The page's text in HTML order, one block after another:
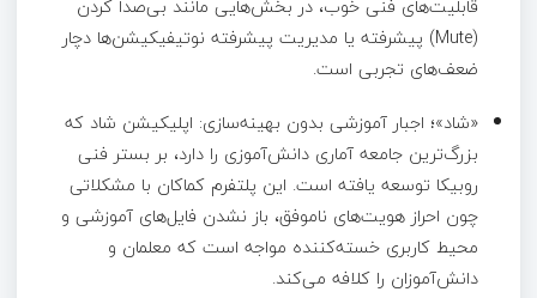
قابلیت‌های فنی خوب، در بخش‌هایی مانند بی‌صدا کردن
(Mute) پیشرفته یا مدیریت پیشرفته نوتیفیکیشن‌ها دچار
ضعف‌های تجربی است.
«شاد»؛ اجبار آموزشی بدون بهینه‌سازی: اپلیکیشن شاد که
بزرگ‌ترین جامعه آماری دانش‌آموزی را دارد، بر بستر فنی
روبیکا توسعه یافته است. این پلتفرم کماکان با مشکلاتی
چون احراز هویت‌های ناموفق، باز نشدن فایل‌های آموزشی و
محیط کاربری خسته‌کننده مواجه است که معلمان و
دانش‌آموزان را کلافه می‌کند.